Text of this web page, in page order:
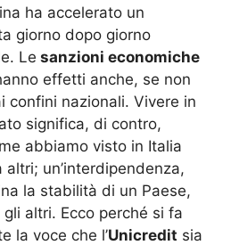
ha accelerato un
giorno dopo giorno
Le sanzioni economiche
effetti anche, se non
confini nazionali. Vivere in
significa, di contro,
abbiamo visto in Italia
un’interdipendenza,
la stabilità di un Paese,
altri. Ecco perché si fa
la voce che l’Unicredit sia